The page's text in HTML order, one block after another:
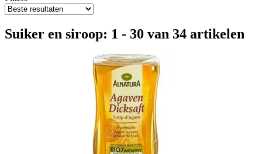
Suiker en siroop: 1 - 30 van 34 artikelen